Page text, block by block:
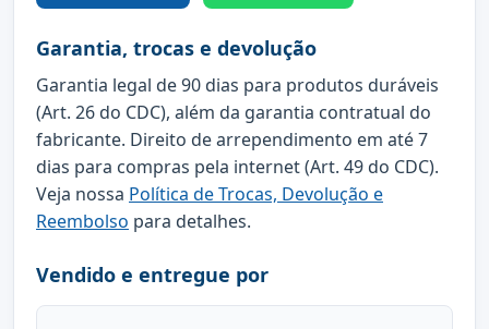
Garantia, trocas e devolução
Garantia legal de 90 dias para produtos duráveis
(Art. 26 do CDC), além da garantia contratual do
fabricante. Direito de arrependimento em até 7
dias para compras pela internet (Art. 49 do CDC).
Veja nossa Política de Trocas, Devolução e
Reembolso para detalhes.
Vendido e entregue por